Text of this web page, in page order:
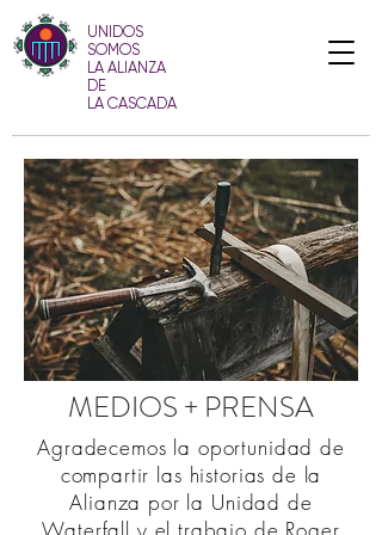
UNIDOS
SOMOS
LA ALIANZA
DE
LA CASCADA
MEDIOS + PRENSA
Agradecemos la oportunidad de
compartir las historias de la
Alianza por la Unidad de